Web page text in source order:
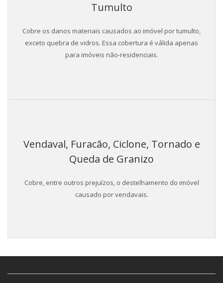
Tumulto
Cobre os danos materiais causados ao imóvel por tumulto,
exceto quebra de vidros. Essa cobertura é válida apenas
para imóveis não-residenciais.
Vendaval, Furacão, Ciclone, Tornado e
Queda de Granizo
Cobre, entre outros prejuízos, o destelhamento do imóvel
causado por vendavais.